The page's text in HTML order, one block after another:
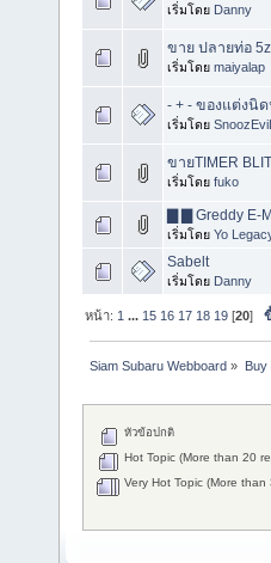
เริ่มโดย Danny
ขาย ปลายท่อ
เริ่มโดย maiyalap
- + - ของแต่งนิ
เริ่มโดย SnoozEviL
ขายTIMER
เริ่มโดย fuko
▇ ▇ Greddy E-
เริ่มโดย Yo
Sabelt
เริ่มโดย Danny
หน้า: 1 ... 15 16 17 18 19 [20]
Siam Subaru Webboard » Buy
หัวข้อปกติ
Hot Topic (More than 20
Very Hot Topic (More than